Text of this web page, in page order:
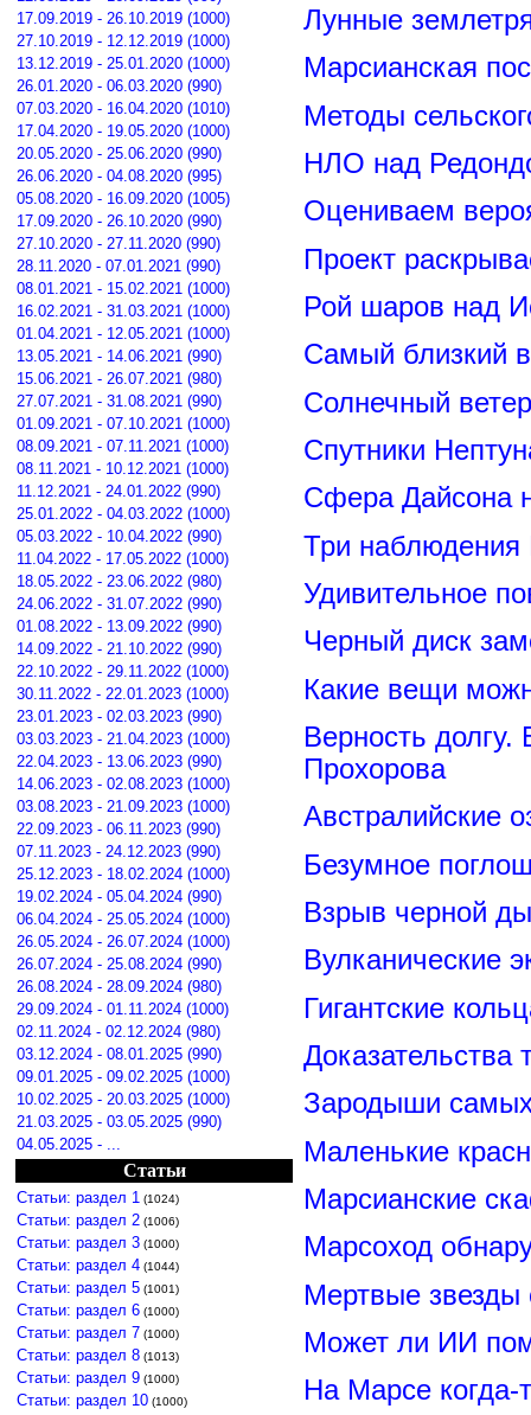
17.09.2019 - 26.10.2019 (1000)
27.10.2019 - 12.12.2019 (1000)
13.12.2019 - 25.01.2020 (1000)
26.01.2020 - 06.03.2020 (990)
07.03.2020 - 16.04.2020 (1010)
17.04.2020 - 19.05.2020 (1000)
20.05.2020 - 25.06.2020 (990)
26.06.2020 - 04.08.2020 (995)
05.08.2020 - 16.09.2020 (1005)
17.09.2020 - 26.10.2020 (990)
27.10.2020 - 27.11.2020 (990)
28.11.2020 - 07.01.2021 (990)
08.01.2021 - 15.02.2021 (1000)
16.02.2021 - 31.03.2021 (1000)
01.04.2021 - 12.05.2021 (1000)
13.05.2021 - 14.06.2021 (990)
15.06.2021 - 26.07.2021 (980)
27.07.2021 - 31.08.2021 (990)
01.09.2021 - 07.10.2021 (1000)
08.09.2021 - 07.11.2021 (1000)
08.11.2021 - 10.12.2021 (1000)
11.12.2021 - 24.01.2022 (990)
25.01.2022 - 04.03.2022 (1000)
05.03.2022 - 10.04.2022 (990)
11.04.2022 - 17.05.2022 (1000)
18.05.2022 - 23.06.2022 (980)
24.06.2022 - 31.07.2022 (990)
01.08.2022 - 13.09.2022 (990)
14.09.2022 - 21.10.2022 (990)
22.10.2022 - 29.11.2022 (1000)
30.11.2022 - 22.01.2023 (1000)
23.01.2023 - 02.03.2023 (990)
03.03.2023 - 21.04.2023 (1000)
22.04.2023 - 13.06.2023 (990)
14.06.2023 - 02.08.2023 (1000)
03.08.2023 - 21.09.2023 (1000)
22.09.2023 - 06.11.2023 (990)
07.11.2023 - 24.12.2023 (990)
25.12.2023 - 18.02.2024 (1000)
19.02.2024 - 05.04.2024 (990)
06.04.2024 - 25.05.2024 (1000)
26.05.2024 - 26.07.2024 (1000)
26.07.2024 - 25.08.2024 (990)
26.08.2024 - 28.09.2024 (980)
29.09.2024 - 01.11.2024 (1000)
02.11.2024 - 02.12.2024 (980)
03.12.2024 - 08.01.2025 (990)
09.01.2025 - 09.02.2025 (1000)
10.02.2025 - 20.03.2025 (1000)
21.03.2025 - 03.05.2025 (990)
04.05.2025 - ...
Статьи
Статьи: раздел 1 (1024)
Статьи: раздел 2 (1006)
Статьи: раздел 3 (1000)
Статьи: раздел 4 (1044)
Статьи: раздел 5 (1001)
Статьи: раздел 6 (1000)
Статьи: раздел 7 (1000)
Статьи: раздел 8 (1013)
Статьи: раздел 9 (1000)
Статьи: раздел 10 (1000)
Лунные
Марсианская
Методы
НЛО над
Оцениваем
Проект
Рой шаров над
Самый близкий
Солнечный
Спутники
Сфера Дайсона
Три
Удивительное
Черный диск
Какие вещи
Верность долгу.
Прохорова
Австралийские
Безумное
Взрыв черной
Вулканические
Гигантские
Доказательства
Зародыши самых
Маленькие
Марсианские
Марсоход
Мертвые звезды
Может ли ИИ
На Марсе